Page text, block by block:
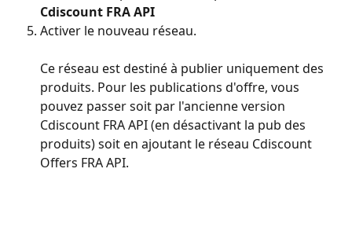
Cdiscount FRA API
Activer le nouveau réseau.
Ce réseau est destiné à publier uniquement des
produits. Pour les publications d'offre, vous
pouvez passer soit par l'ancienne version
Cdiscount FRA API (en désactivant la pub des
produits) soit en ajoutant le réseau Cdiscount
Offers FRA API.